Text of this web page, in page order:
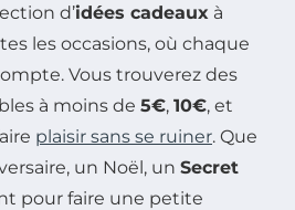
d’idées cadeaux à
les occasions, où chaque
Vous trouverez des
à moins de 5€, 10€, et
plaisir sans se ruiner. Que
un Noël, un Secret
pour faire une petite